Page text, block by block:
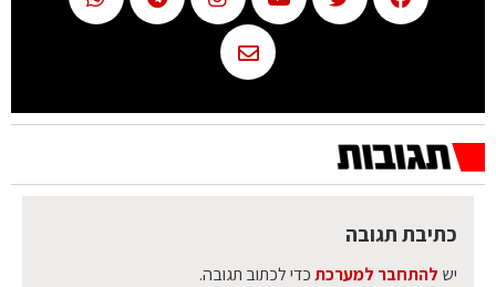
כתיבת תגובה
יש להתחבר למערכתכדי לכתוב תגובה.